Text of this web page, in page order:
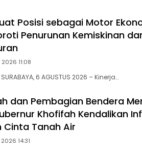
Posisi sebagai Motor
Penurunan Kemiskinan
11:08
6 AGUSTUS 2026 – Kinerja…
dan Pembagian Bendera
Khofifah Kendalikan
Cinta Tanah Air
14:31